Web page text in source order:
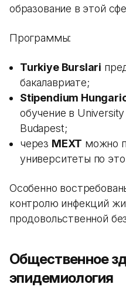
образование в этой
Программы:
Turkiye Burslari
бакалавриате;
Stipendium
обучение в
Budapest;
через MEXT можно
университеты по
Особенно
контролю инфекций
продовольственной
Общественное
эпидемиология